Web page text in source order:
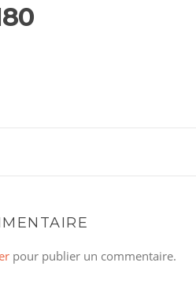
pour publier un commentaire.